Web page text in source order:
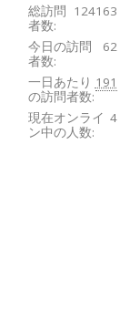
124163
総訪問
者数:
62
今日の訪問
者数:
191
一日あたり
の訪問者数:
4
現在オンライ
ン中の人数: